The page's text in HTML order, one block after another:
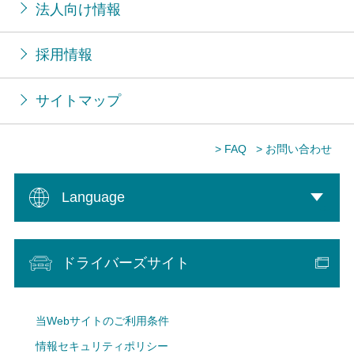
法人向け情報
採用情報
サイトマップ
> FAQ > お問い合わせ
Language
ドライバーズサイト
当Webサイトのご利用条件
情報セキュリティポリシー